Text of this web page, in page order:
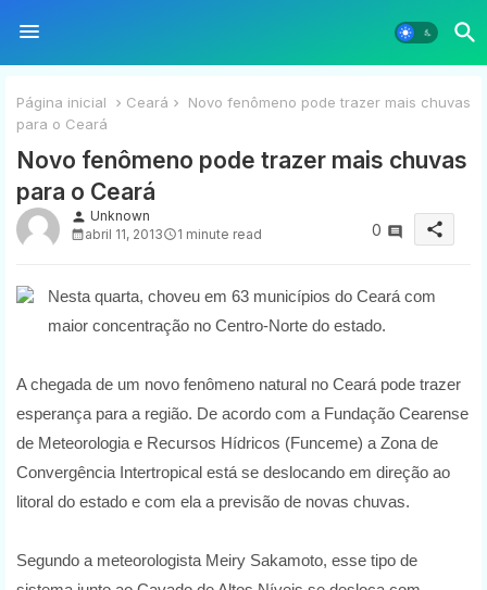
Página inicial Ceará
Novo fenômeno pode trazer mais chuvas
para o Ceará
Novo fenômeno pode trazer mais chuvas
para o Ceará
person Unknown
abril 11, 2013
1 minute read 0 share
Nesta quarta, choveu em 63 municípios do Ceará com
maior concentração no Centro-Norte do estado.
A chegada de um novo fenômeno natural no Ceará pode trazer
esperança para a região. De acordo com a Fundação Cearense
de Meteorologia e Recursos Hídricos (Funceme) a Zona de
Convergência Intertropical está se deslocando em direção ao
litoral do estado e com ela a previsão de novas chuvas.
Segundo a meteorologista Meiry Sakamoto, esse tipo de